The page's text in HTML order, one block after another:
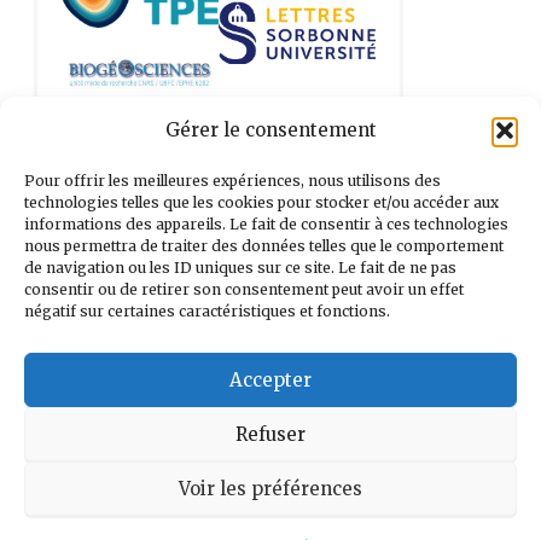
Gérer le consentement
Pour offrir les meilleures expériences, nous utilisons des
technologies telles que les cookies pour stocker et/ou accéder aux
informations des appareils. Le fait de consentir à ces technologies
nous permettra de traiter des données telles que le comportement
de navigation ou les ID uniques sur ce site. Le fait de ne pas
consentir ou de retirer son consentement peut avoir un effet
négatif sur certaines caractéristiques et fonctions.
Accepter
Refuser
Voir les préférences
Tous nos partenaires
Rechercher :
CONTACTEZ NOUS
MENTIONS LÉGALES